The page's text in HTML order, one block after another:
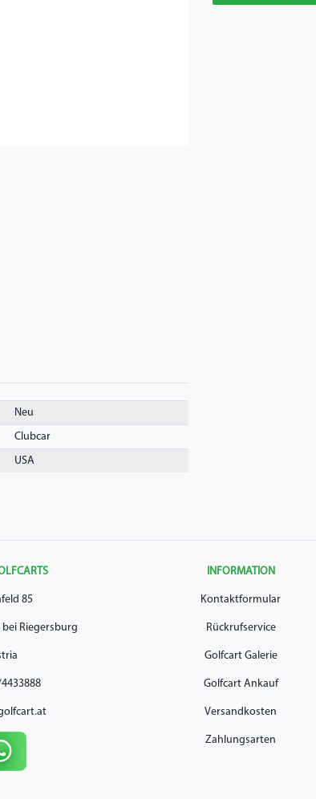
Neu
Clubcar
USA
85
Riegersburg
INFORMATION
Kontaktformular
Rückrufservice
Golfcart Galerie
Golfcart Ankauf
Versandkosten
Zahlungsarten